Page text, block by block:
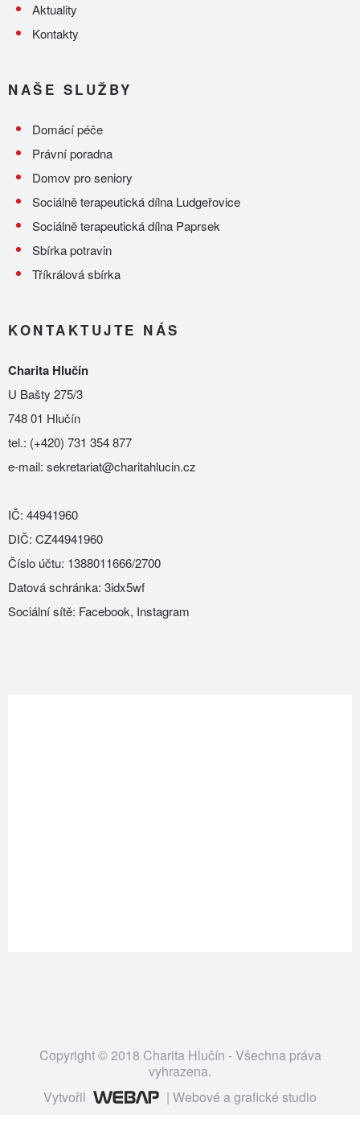
Aktuality
Kontakty
NAŠE SLUŽBY
Domácí péče
Právní poradna
Domov pro seniory
Sociálně terapeutická dílna Ludgeřovice
Sociálně terapeutická dílna Paprsek
Sbírka potravin
Tříkrálová sbírka
KONTAKTUJTE NÁS
Charita Hlučín
U Bašty 275/3
748 01 Hlučín
tel.: (+420) 731 354 877
e-mail: sekretariat@charitahlucin.cz
IČ: 44941960
DIČ: CZ44941960
Číslo účtu: 1388011666/2700
Datová schránka: 3idx5wf
Sociální sítě: Facebook, Instagram
Copyright © 2018 Charita Hlučín - Všechna práva
vyhrazena.
Vytvořil
| Webové a grafické studio